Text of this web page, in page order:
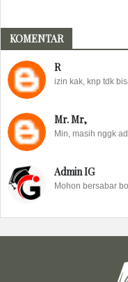
KOMENTAR
R
izin kak, knp tdk
Mr. Mr,
Min, masih nggk
Admin IG
Mohon bersabar